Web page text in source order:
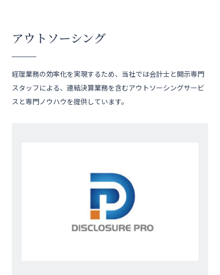
アウトソーシング
経理業務の効率化を実現するため、当社では会計士と開示専門
スタッフによる、連結決算業務を含むアウトソーシングサービ
スと専門ノウハウを提供しています。